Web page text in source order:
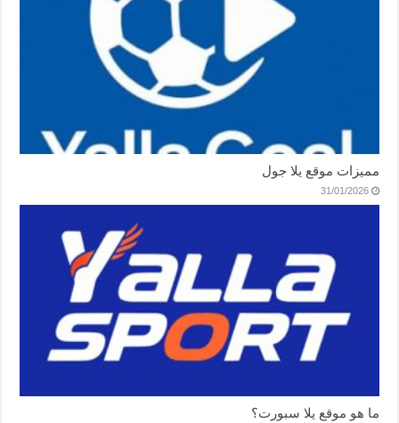
مميزات موقع يلا جول
31/01/2026
ما هو موقع يلا سبورت؟